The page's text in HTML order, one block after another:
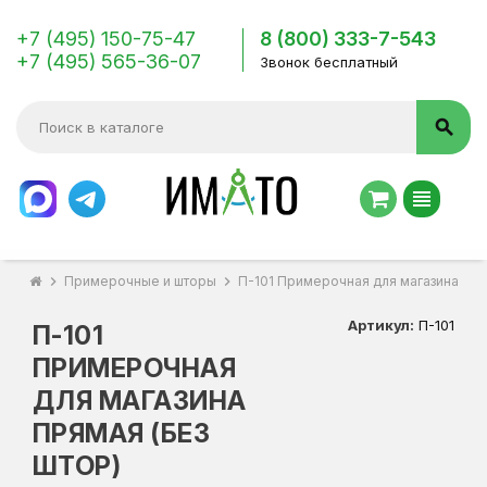
+7 (495) 150-75-47
+7 (495) 565-36-07
8 (800) 333-7-543
Звонок бесплатный
search
view_headline
chevron_right Примерочные и шторы chevron_right П-101 Примерочная для магазина
П-101
ПРИМЕРОЧНАЯ
ДЛЯ МАГАЗИНА
ПРЯМАЯ (БЕЗ
ШТОР)
Артикул: П-101